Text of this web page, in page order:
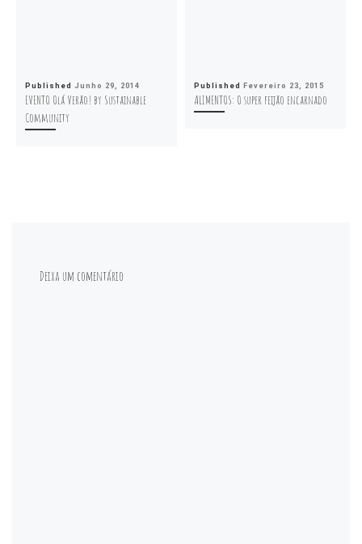
Published Junho 29, 2014
EVENTO Olá Verão! by Sustainable
Community
Published Fevereiro 23, 2015
ALIMENTOS: O super feijão encarnado
Deixa um comentário